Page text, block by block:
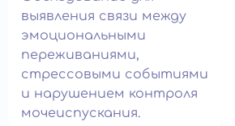
выявления связи между
эмоциональными
переживаниями,
стрессовыми событиями
и нарушением контроля
мочеиспускания.